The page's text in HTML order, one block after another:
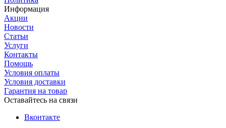
Информация
Акции
Новости
Статьи
Услуги
Контакты
Помощь
Условия оплаты
Условия доставки
Гарантия на товар
Оставайтесь на связи
Вконтакте